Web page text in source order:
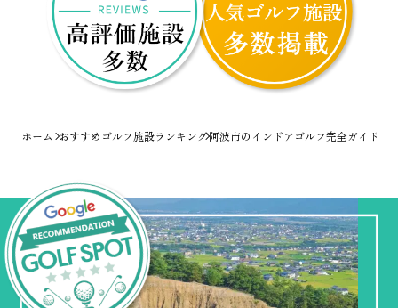
ホーム おすすめゴルフ施設ランキング阿波市のインドアゴルフ完全ガイド！